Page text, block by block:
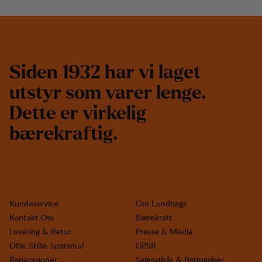
Siden 1932 har vi laget
utstyr som varer lenge.
Dette er virkelig
bærekraftig.
Kundeservice
Kontakt Oss
Levering & Retur
Ofte Stilte Spørsmal
Reparasjoner
Om Lundhags
Bærekraft
Presse & Media
GPSR
Salgsvilkår & Betingelser